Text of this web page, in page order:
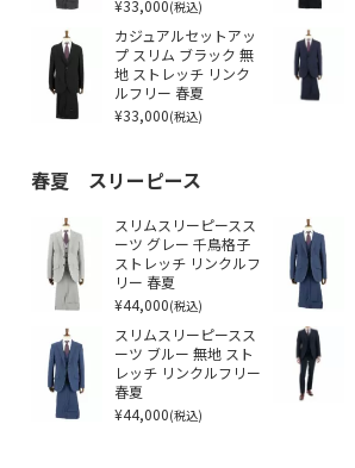
¥33,000(税込)
カジュアルセットアッ
プ スリム ブラック 無
地 ストレッチ リンク
ルフリー 春夏
¥33,000(税込)
春夏 スリーピース
スリムスリーピースス
ーツ グレー 千鳥格子
ストレッチ リンクルフ
リー 春夏
¥44,000(税込)
スリムスリーピースス
ーツ ブルー 無地 スト
レッチ リンクルフリー
春夏
¥44,000(税込)